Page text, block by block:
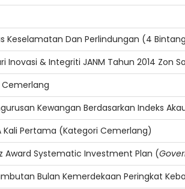
Keselamatan Dan Perlindungan (4
Inovasi & Integriti JANM Tahun 2014 Zon
Cemerlang
Kewangan Berdasarkan Indeks
Kali Pertama (Kategori Cemerlang)
Award Systematic Investment Plan (
Bulan Kemerdekaan Peringkat